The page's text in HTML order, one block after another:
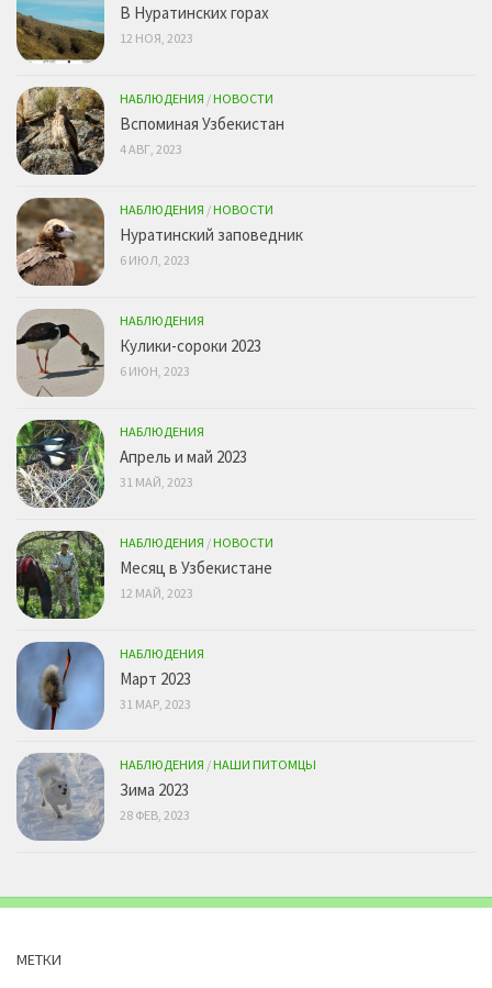
В Нуратинских горах
12 НОЯ, 2023
НАБЛЮДЕНИЯ /НОВОСТИ
Вспоминая Узбекистан
4 АВГ, 2023
НАБЛЮДЕНИЯ /НОВОСТИ
Нуратинский заповедник
6 ИЮЛ, 2023
НАБЛЮДЕНИЯ
Кулики-сороки 2023
6 ИЮН, 2023
НАБЛЮДЕНИЯ
Апрель и май 2023
31 МАЙ, 2023
НАБЛЮДЕНИЯ /НОВОСТИ
Месяц в Узбекистане
12 МАЙ, 2023
НАБЛЮДЕНИЯ
Март 2023
31 МАР, 2023
НАБЛЮДЕНИЯ /НАШИ ПИТОМЦЫ
Зима 2023
28 ФЕВ, 2023
МЕТКИ